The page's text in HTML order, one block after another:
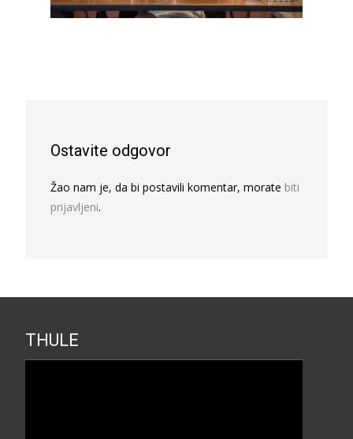
Ostavite odgovor
Žao nam je, da bi postavili komentar, morate biti
prijavljeni.
THULE